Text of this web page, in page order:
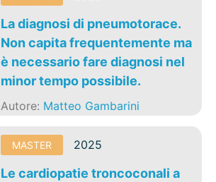
La diagnosi di pneumotorace.
Non capita frequentemente ma
è necessario fare diagnosi nel
minor tempo possibile.
Autore: Matteo Gambarini
MASTER 2025
Le cardiopatie troncoconali a